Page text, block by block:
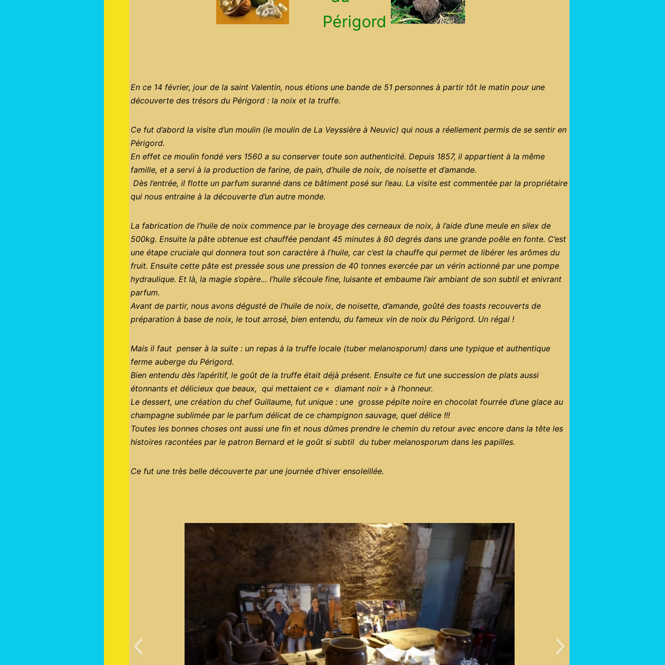
Périgord
En ce 14 février, jour de la saint Valentin, nous étions une bande de 51 personnes à partir tôt le matin pour une
découverte des trésors du Périgord : la noix et la truffe.
Ce fut d’abord la visite d’un moulin (le moulin de La Veyssière à Neuvic) qui nous a réellement permis de se sentir en
Périgord.
En effet ce moulin fondé vers 1560 a su conserver toute son authenticité. Depuis 1857, il appartient à la même
famille, et a servi à la production de farine, de pain, d’huile de noix, de noisette et d’amande.
Dès l’entrée, il flotte un parfum suranné dans ce bâtiment posé sur l’eau. La visite est commentée par la propriétaire
qui nous entraine à la découverte d’un autre monde.
La fabrication de l’huile de noix commence par le broyage des cerneaux de noix, à l’aide d’une meule en silex de
500kg. Ensuite la pâte obtenue est chauffée pendant 45 minutes à 80 degrés dans une grande poêle en fonte. C’est
une étape cruciale qui donnera tout son caractère à l’huile, car c’est la chauffe qui permet de libérer les arômes du
fruit. Ensuite cette pâte est pressée sous une pression de 40 tonnes exercée par un vérin actionné par une pompe
hydraulique. Et là, la magie s’opère… l’huile s’écoule fine, luisante et embaume l’air ambiant de son subtil et enivrant
parfum.
Avant de partir, nous avons dégusté de l’huile de noix, de noisette, d’amande, goûté des toasts recouverts de
préparation à base de noix, le tout arrosé, bien entendu, du fameux vin de noix du Périgord. Un régal !
Mais il faut penser à la suite : un repas à la truffe locale (tuber melanosporum) dans une typique et authentique
ferme auberge du Périgord.
Bien entendu dès l’apéritif, le goût de la truffe était déjà présent. Ensuite ce fut une succession de plats aussi
étonnants et délicieux que beaux, qui mettaient ce « diamant noir » à l’honneur.
Le dessert, une création du chef Guillaume, fut unique : une grosse pépite noire en chocolat fourrée d’une glace au
champagne sublimée par le parfum délicat de ce champignon sauvage, quel délice !!!
Toutes les bonnes choses ont aussi une fin et nous dûmes prendre le chemin du retour avec encore dans la tête les
histoires racontées par le patron Bernard et le goût si subtil du tuber melanosporum dans les papilles.
Ce fut une très belle découverte par une journée d’hiver ensoleillée.